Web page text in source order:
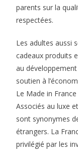
parents sur la
respectées.
Les adultes aussi
cadeaux produits
au
soutien à
Le Made in
Associés au luxe
sont synonymes
étrangers. La
privilégié par les